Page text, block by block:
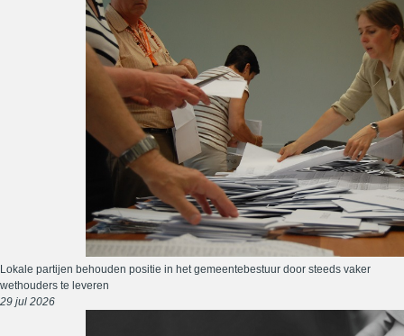
Lokale partijen behouden positie in het gemeentebestuur door steeds vaker
wethouders te leveren
29 jul 2026